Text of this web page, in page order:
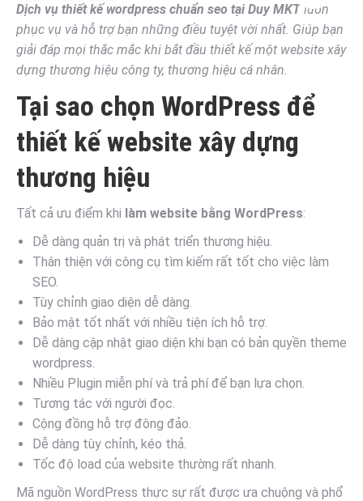
Dịch vụ thiết kế wordpress chuẩn seo tại Duy MKT luôn
phục vụ và hỗ trợ bạn những điều tuyệt vời nhất. Giúp bạn
giải đáp mọi thắc mắc khi bắt đầu thiết kế một website xây
dựng thương hiệu công ty, thương hiệu cá nhân.
Tại sao chọn WordPress để
thiết kế website xây dựng
thương hiệu
Tất cả ưu điểm khi làm website bằng WordPress:
Dễ dàng quản trị và phát triển thương hiệu.
Thân thiện với công cụ tìm kiếm rất tốt cho việc làm
SEO.
Tùy chỉnh giao diện dễ dàng.
Bảo mật tốt nhất với nhiều tiện ích hỗ trợ.
Dễ dàng cập nhật giao diện khi bạn có bản quyền theme
wordpress.
Nhiều Plugin miễn phí và trả phí để bạn lựa chọn.
Tương tác với người đọc.
Cộng đồng hỗ trợ đông đảo.
Dễ dàng tùy chỉnh, kéo thả.
Tốc độ load của website thường rất nhanh.
Mã nguồn WordPress thực sự rất được ưa chuộng và phổ